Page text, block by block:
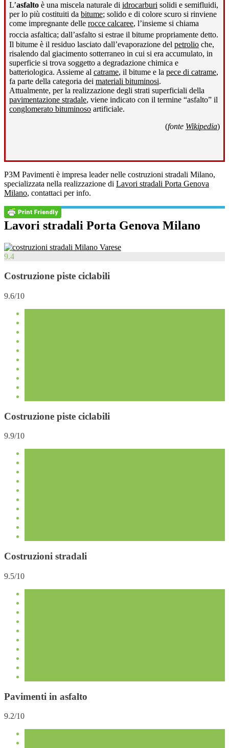
L’asfalto è una miscela naturale di idrocarburi solidi e semifluidi,
per lo più costituiti da bitume; solido e di colore scuro si rinviene
come impregnante delle rocce calcaree, l’insieme si chiama
roccia asfaltica; dall’asfalto si estrae il bitume propriamente detto.
Il bitume è il residuo lasciato dall’evaporazione del petrolio che,
risalendo dal giacimento sotterraneo in cui si era accumulato, in
superficie si trova soggetto a degradazione chimica e
batteriologica. Assieme al catrame, il bitume e la pece di catrame,
fa parte della categoria dei materiali bituminosi.
Attualmente, per la realizzazione degli strati superficiali della
pavimentazione stradale, viene indicato con il termine “asfalto” il
conglomerato bituminoso artificiale.
(fonte Wikipedia)
P3M Pavimenti è impresa leader nelle costruzioni stradali Milano,
specializzata nella realizzazione di Lavori stradali Porta Genova
Milano, contattaci per info.
Lavori stradali Porta Genova Milano
9.4
Costruzione piste ciclabili
9.6/10
Costruzione piste ciclabili
9.9/10
Costruzioni stradali
9.5/10
Pavimenti in asfalto
9.2/10